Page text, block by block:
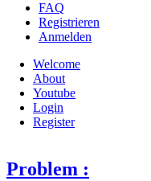
FAQ
Registrieren
Anmelden
Welcome
About
Youtube
Login
Register
Problem :